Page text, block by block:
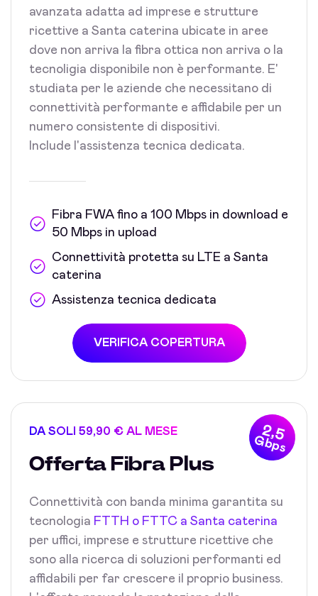
avanzata adatta ad imprese e strutture
ricettive a Santa caterina ubicate in aree
dove non arriva la fibra ottica non arriva o la
tecnoligia disponibile non è performante. E'
studiata per le aziende che necessitano di
connettività performante e affidabile per un
numero consistente di dispositivi.
Include l'assistenza tecnica dedicata.
Fibra FWA fino a 100 Mbps in download e
50 Mbps in upload
Connettività protetta su LTE a Santa
caterina
Assistenza tecnica dedicata
VERIFICA COPERTURA
2,5
Gbps
DA SOLI 59,90 € AL MESE
Offerta Fibra Plus
Connettività con banda minima garantita su
tecnologia FTTH o FTTC a Santa caterina
per uffici, imprese e strutture ricettive che
sono alla ricerca di soluzioni performanti ed
affidabili per far crescere il proprio business.